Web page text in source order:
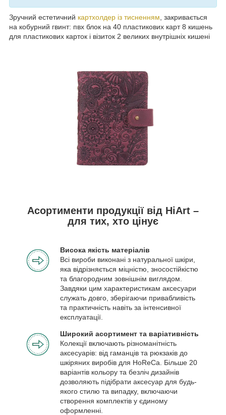
Зручний естетичний картхолдер із тисненням, закривається
на кобурний гвинт: пвх блок на 40 пластикових карт 8 кишень
для пластикових карток і візиток 2 великих внутрішніх кишені
Асортименти продукції від HiArt –
для тих, хто цінує
Висока якість матеріалів
Всі вироби виконані з натуральної шкіри,
яка відрізняється міцністю, зносостійкістю
та благородним зовнішнім виглядом.
Завдяки цим характеристикам аксесуари
служать довго, зберігаючи привабливість
та практичність навіть за інтенсивної
експлуатації.
Широкий асортимент та варіативність
Колекції включають різноманітність
аксесуарів: від гаманців та рюкзаків до
шкіряних виробів для HoReCa. Більше 20
варіантів кольору та безліч дизайнів
дозволяють підібрати аксесуар для будь-
якого стилю та випадку, включаючи
створення комплектів у єдиному
оформленні.